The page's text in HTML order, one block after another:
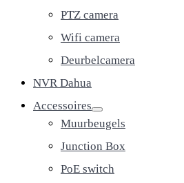
PTZ camera
Wifi camera
Deurbelcamera
NVR Dahua
Accessoires
Muurbeugels
Junction Box
PoE switch